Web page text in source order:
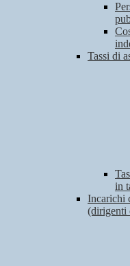
Tassi di
in
Incarichi
(dirigenti